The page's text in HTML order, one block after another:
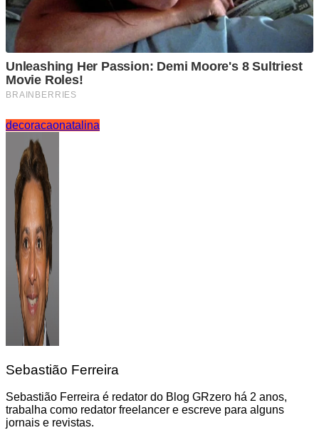
decoracaonatalina
Sebastião Ferreira
Sebastião Ferreira é redator do Blog GRzero há 2 anos,
trabalha como redator freelancer e escreve para alguns
jornais e revistas.